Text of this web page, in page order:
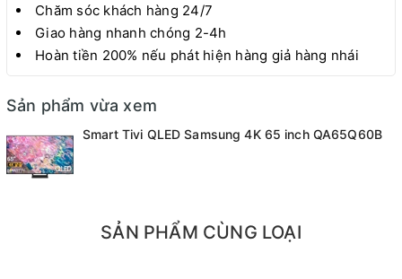
Chăm sóc khách hàng 24/7
Giao hàng nhanh chóng 2-4h
Hoàn tiền 200% nếu phát hiện hàng giả hàng nhái
Sản phẩm vừa xem
Smart Tivi QLED Samsung 4K 65 inch QA65Q60B
SẢN PHẨM CÙNG LOẠI